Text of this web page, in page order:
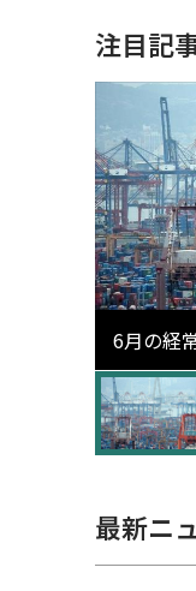
注目記
6月の経
最大」…
最新ニ